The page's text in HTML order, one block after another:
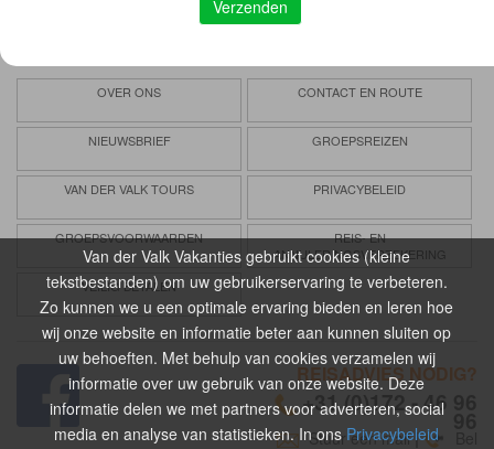
Van der Valk Vakanties gebruikt cookies (kleine
tekstbestanden) om uw gebruikerservaring te verbeteren.
Zo kunnen we u een optimale ervaring bieden en leren hoe
wij onze website en informatie beter aan kunnen sluiten op
uw behoeften. Met behulp van cookies verzamelen wij
informatie over uw gebruik van onze website. Deze
informatie delen we met partners voor adverteren, social
media en analyse van statistieken. In ons Privacybeleid
OVER ONS CONTACT EN ROUTE
NIEUWSBRIEF GROEPSREIZEN
VAN DER VALK TOURS PRIVACYBELEID
GROEPSVOORWAARDEN
REIS- EN
ANNULERINGSVERZEKERING
VEILIG BETALEN
REISADVIES NODIG?
+31 (0)172 - 46 96
Stuur een mail|